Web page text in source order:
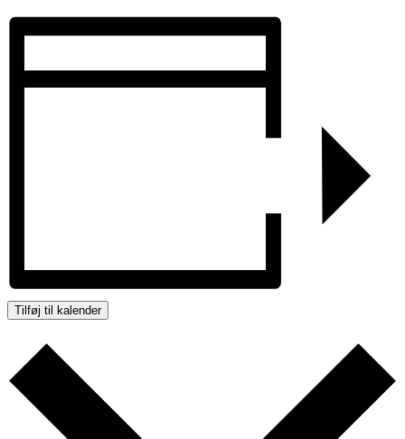
Tilføj til kalender